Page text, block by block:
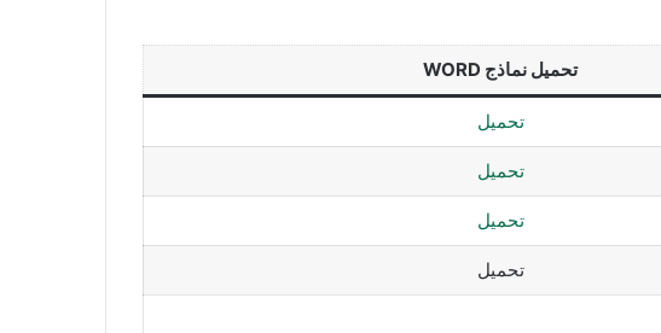
تحميل نماذج WORD
تحميل
تحميل
تحميل
تحميل